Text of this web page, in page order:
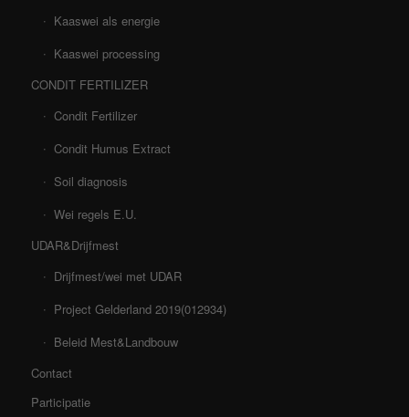
Kaaswei als energie
Kaaswei processing
CONDIT FERTILIZER
Condit Fertilizer
Condit Humus Extract
Soil diagnosis
Wei regels E.U.
UDAR&Drijfmest
Drijfmest/wei met UDAR
Project Gelderland 2019(012934)
Beleid Mest&Landbouw
Contact
Participatie